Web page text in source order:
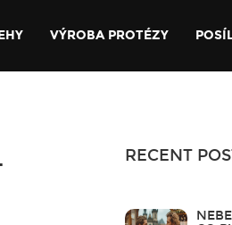
VÝROBA PROTÉZY
RECENT